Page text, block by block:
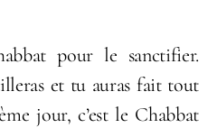
pour le sanctifier.
et tu auras fait tout
jour, c’est le Chabbat